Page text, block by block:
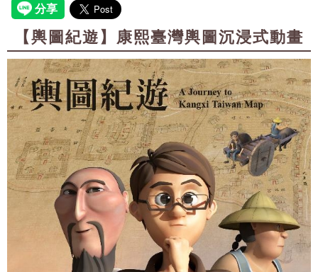
【輿圖紀遊】康熙臺灣輿圖沉浸式動畫